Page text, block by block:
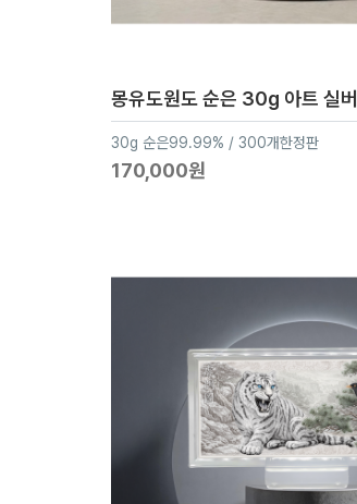
몽유도원도 순은 30g 아트 실버
30g 순은99.99% / 300개한정판
170,000원